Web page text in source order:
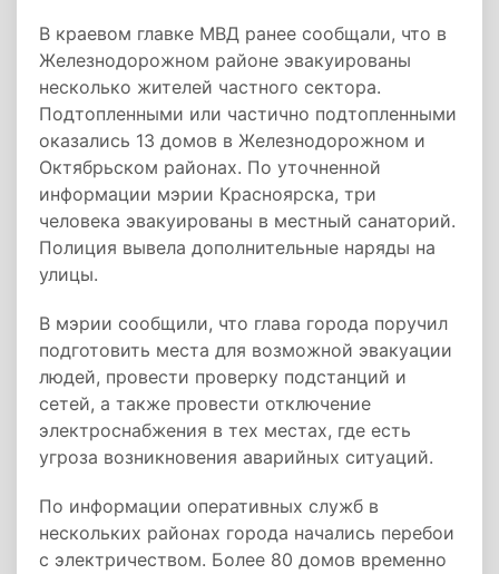
В краевом главке МВД ранее сообщали, что в
Железнодорожном районе эвакуированы
несколько жителей частного сектора.
Подтопленными или частично подтопленными
оказались 13 домов в Железнодорожном и
Октябрьском районах. По уточненной
информации мэрии Красноярска, три
человека эвакуированы в местный санаторий.
Полиция вывела дополнительные наряды на
улицы.
В мэрии сообщили, что глава города поручил
подготовить места для возможной эвакуации
людей, провести проверку подстанций и
сетей, а также провести отключение
электроснабжения в тех местах, где есть
угроза возникновения аварийных ситуаций.
По информации оперативных служб в
нескольких районах города начались перебои
с электричеством. Более 80 домов временно